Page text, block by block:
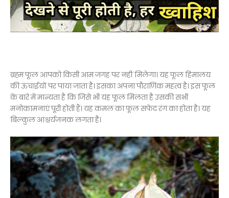
ब्रह्म फूल आपको किसी आम जगह पर नहीं मिलेगा। यह फूल हिमालय
की ऊंचाईयों पर पाया जाता है। इसका अपना पौराणिक महत्व है। इस फूल
के बारे में मान्यता है कि जिसे भी यह फूल मिलता है उसकी सभी
मनोकामनाएं पूरी होती हैं। यह कमल का फूल सफेद रंग का होता है। यह
बिल्कुल आश्चर्यजनक लगता है।